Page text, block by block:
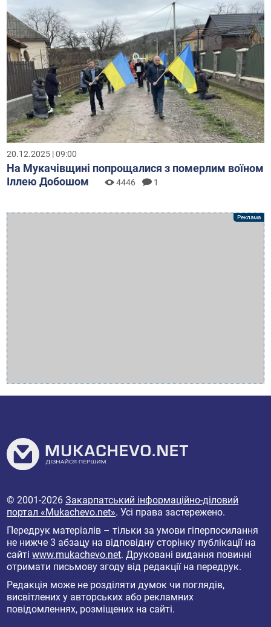
20.12.2025 | 09:00
На Мукачівщині попрощалися з померлим воїном
Іллею Добошом
4446 1
© 2001-2026Закарпатський інформаційно-діловий
портал «Mukachevo.net». Усі права застережено.
Передрук матеріалів – тільки за умови гіперпосилання
не нижче 3 абзацу на відповідну сторінку публікації на
сайтіwww.mukachevo.net. Друковані видання повинні
отримати письмову згоду від редакції на передрук.
Редакція може не розділяти думок чи поглядів,
висвітлених у авторських або рекламних
повідомленнях, розміщених на сайті.